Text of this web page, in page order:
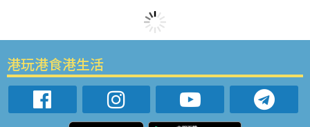
港玩港食港生活